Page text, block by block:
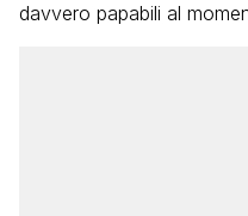
davvero papabili al